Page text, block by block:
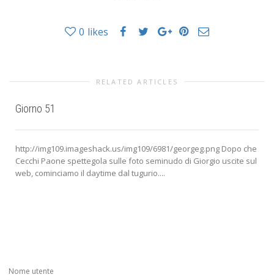
0 likes
RELATED ARTICLES
Giorno 51
http://img109.imageshack.us/img109/6981/georgeg.png Dopo che
Cecchi Paone spettegola sulle foto seminudo di Giorgio uscite sul
web, cominciamo il daytime dal tugurio....
Nome utente